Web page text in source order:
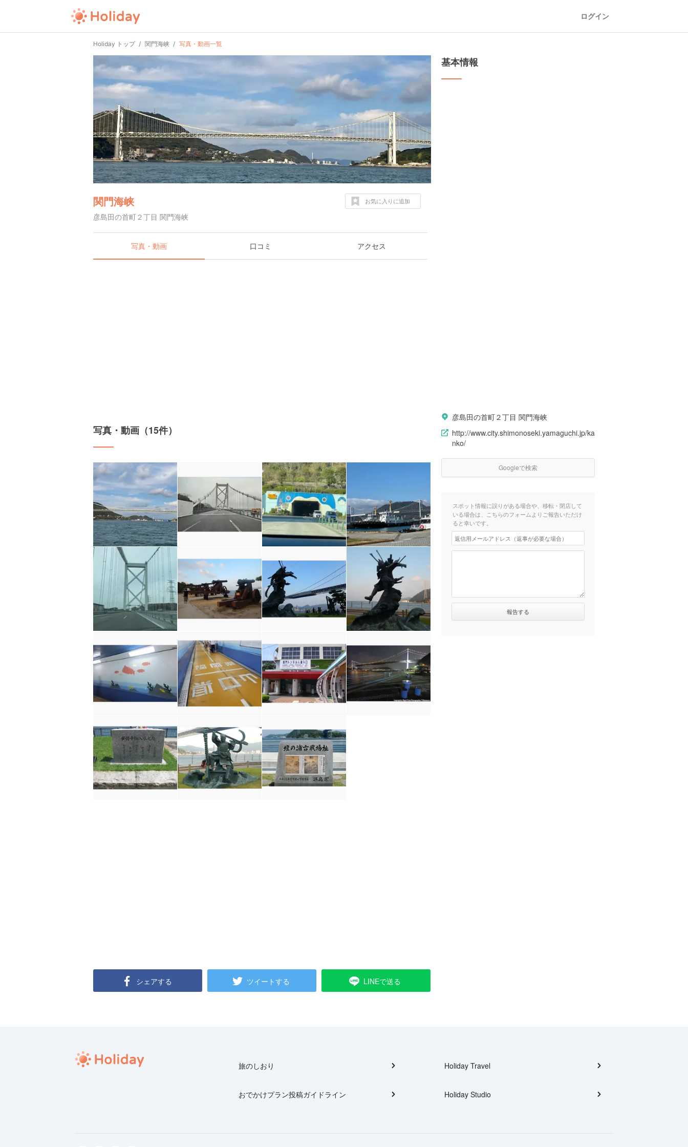
ログイン
Holiday トップ 関門海峡 写真・動画一覧
関門海峡
彦島田の首町２丁目 関門海峡
お気に入りに追加
写真・動画 口コミ アクセス
写真・動画（15件）
シェアする ツイートする LINEで送る
基本情報
彦島田の首町２丁目 関門海峡
http://www.city.shimonoseki.yamaguchi.jp/ka
nko/
Googleで検索
スポット情報に誤りがある場合や、移転・閉店して
いる場合は、こちらのフォームよりご報告いただけ
ると幸いです。
旅のしおり
おでかけプラン投稿ガイドライン
Holiday Travel
Holiday Studio